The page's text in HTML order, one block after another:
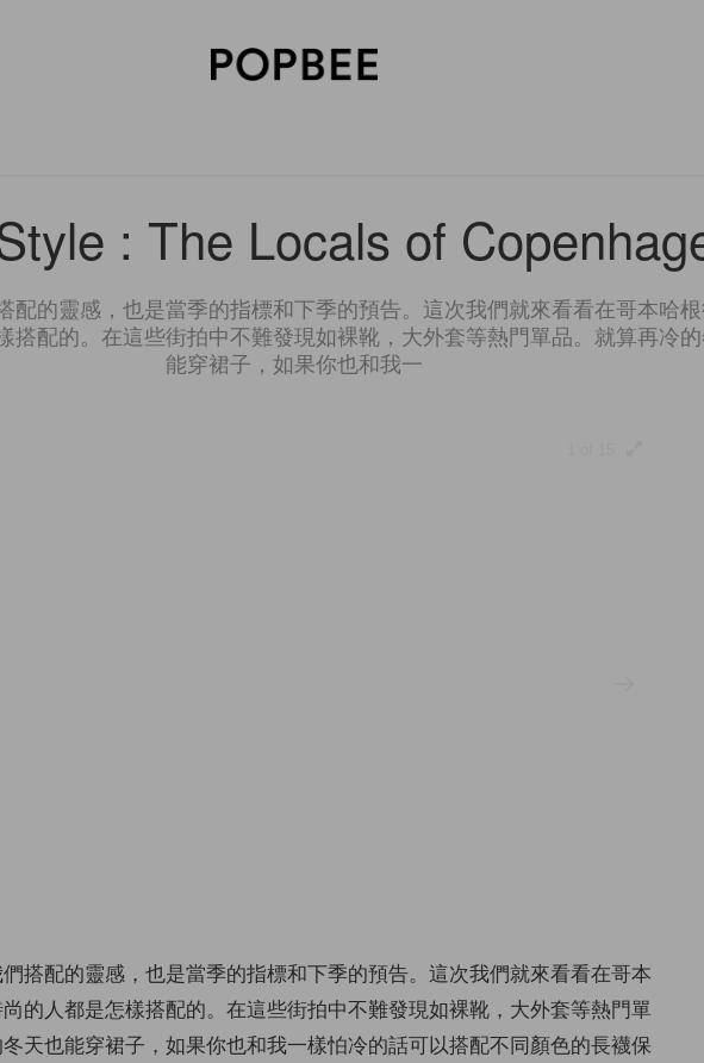
: The Locals of
配的靈感，也是當季的指標和下季的預告。這次我們就來看看在哥本哈
搭配的。在這些街拍中不難發現如裸靴，大外套等熱門單品。就算再冷
能穿裙子，如果你也和我一
搭配的靈感，也是當季的指標和下季的預告。這次我們就來看看在哥本
的人都是怎樣搭配的。在這些街拍中不難發現如裸靴，大外套等熱門單
天也能穿裙子，如果你也和我一樣怕冷的話可以搭配不同顏色的長襪保